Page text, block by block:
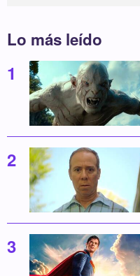
Lo más leído